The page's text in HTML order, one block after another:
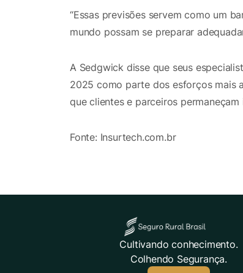
“Essas previsões servem como um
mundo possam se preparar
A Sedgwick disse que seus
2025 como parte dos esforços mais
que clientes e parceiros
Fonte: Insurtech.com.br
Cultivando conhecimento.
Colhendo Segurança.